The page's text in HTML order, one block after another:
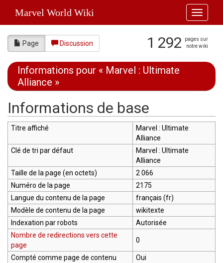
Toggle
Marvel World Wiki
Page Discussion 1 292
pages sur
notre wiki
Informations pour « Marvel : Ultimate
Alliance »
Informations de base
Titre affiché
Marvel : Ultimate
Alliance
Clé de tri par défaut
Marvel : Ultimate
Alliance
Taille de la page (en octets)
2 066
Numéro de la page
2175
Langue du contenu de la page
français (fr)
Modèle de contenu de la page
wikitexte
Indexation par robots
Autorisée
Nombre de redirections vers cette
page
0
Compté comme page de contenu Oui